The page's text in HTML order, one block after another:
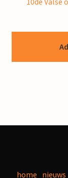
home nieuws